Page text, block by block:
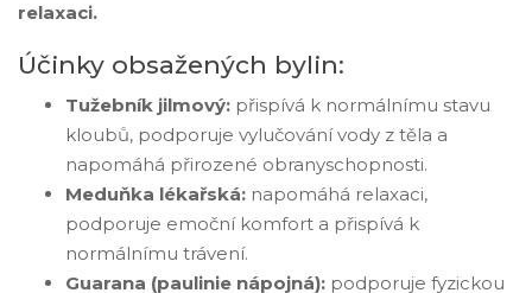
relaxaci.
Účinky obsažených bylin:
Tužebník jilmový: přispívá k normálnímu stavu
kloubů, podporuje vylučování vody z těla a
napomáhá přirozené obranyschopnosti.
Meduňka lékařská: napomáhá relaxaci,
podporuje emoční komfort a přispívá k
normálnímu trávení.
Guarana (paulinie nápojná): podporuje fyzickou